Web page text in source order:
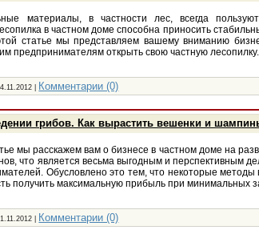
материалы, в частности лес, всегда
в частном доме способна приносить
статье мы представляем вашему вниманию
предпринимателям открыть свою частную лесопилку.
Комментарии (0)
грибов. Как вырастить вешенки и
мы расскажем вам о бизнесе в частном доме на
что является весьма выгодным и перспективным
Обусловлено это тем, что некоторые
получить максимальную прибыль при минимальных
Комментарии (0)